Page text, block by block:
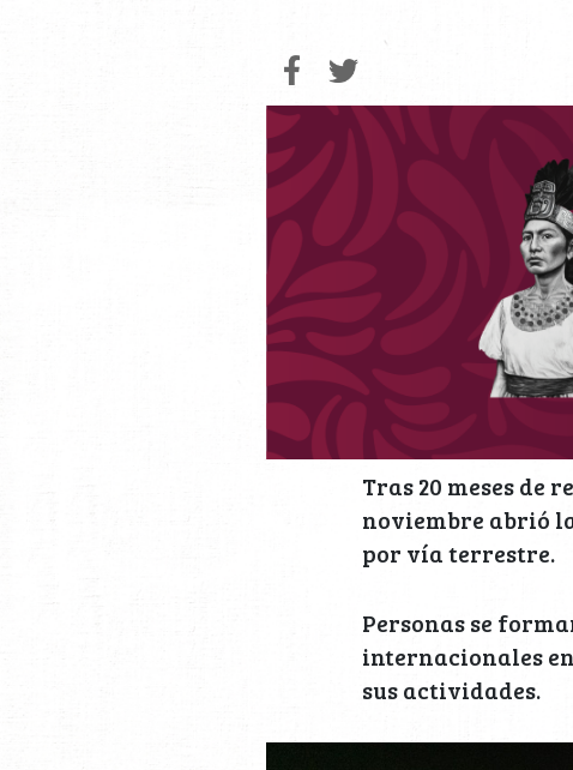
Tras 20 meses de
noviembre abrió
por vía terrestre.
Personas se
internacionales
sus actividades.